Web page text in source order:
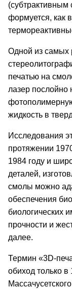
(субтрактивным
формуется, как
Одной из самых
печатью на
лазер послойно
жидкость в
Исследования
протяжении
1984 году и
деталей,
смолы можно
обеспечения
биологических
прочности и
далее.
Термин «3D-
обиход только